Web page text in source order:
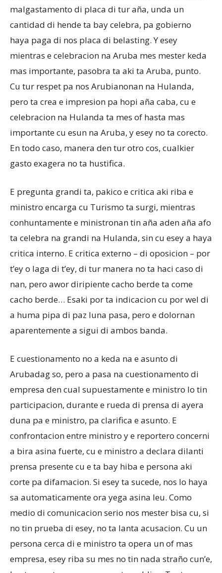
malgastamento di placa di tur aña, unda un
cantidad di hende ta bay celebra, pa gobierno
haya paga di nos placa di belasting. Y esey
mientras e celebracion na Aruba mes mester keda
mas importante, pasobra ta aki ta Aruba, punto.
Cu tur respet pa nos Arubianonan na Hulanda,
pero ta crea e impresion pa hopi aña caba, cu e
celebracion na Hulanda ta mes of hasta mas
importante cu esun na Aruba, y esey no ta corecto.
En todo caso, manera den tur otro cos, cualkier
gasto exagera no ta hustifica.
E pregunta grandi ta, pakico e critica aki riba e
ministro encarga cu Turismo ta surgi, mientras
conhuntamente e ministronan tin aña aden aña afo
ta celebra na grandi na Hulanda, sin cu esey a haya
critica interno. E critica externo – di oposicion – por
t’ey o laga di t’ey, di tur manera no ta haci caso di
nan, pero awor diripiente cacho berde ta come
cacho berde… Esaki por ta indicacion cu por wel di
a huma pipa di paz luna pasa, pero e dolornan
aparentemente a sigui di ambos banda.
E cuestionamento no a keda na e asunto di
Arubadag so, pero a pasa na cuestionamento di
empresa den cual supuestamente e ministro lo tin
participacion, durante e rueda di prensa di ayera
duna pa e ministro, pa clarifica e asunto. E
confrontacion entre ministro y e reportero concerni
a bira asina fuerte, cu e ministro a declara dilanti
prensa presente cu e ta bay hiba e persona aki
corte pa difamacion. Si esey ta sucede, nos lo haya
sa automaticamente ora yega asina leu. Como
medio di comunicacion serio nos mester bisa cu, si
no tin prueba di esey, no ta lanta acusacion. Cu un
persona cerca di e ministro ta opera un of mas
empresa, esey riba su mes no tin nada straño cun’e,